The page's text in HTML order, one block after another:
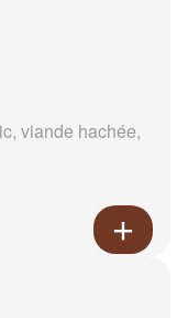
viande hachée,